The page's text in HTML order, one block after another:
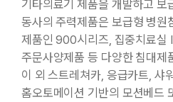
기타의료기 제품을 개발하고 보
동사의 주력제품은 보급형 병
제품인 900시리즈, 집중치료실
주문사양제품 등 다양한 침대제
이 외 스트레쳐카, 응급카트, 샤
홈오토메이션 기반의 모션베드